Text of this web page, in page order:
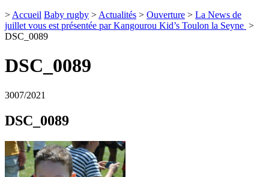
> Accueil Baby rugby > Actualités > Ouverture > La News de
juillet vous est présentée par Kangourou Kid’s Toulon la Seyne >
DSC_0089
DSC_0089
3007/2021
DSC_0089